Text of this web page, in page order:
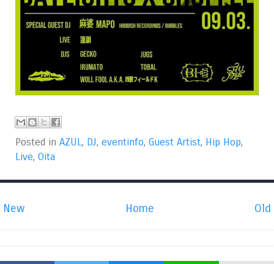
Posted in AZUL, DJ, eventinfo, Guest Artist, Hip Hop,
Live, Oita
New Old
Home